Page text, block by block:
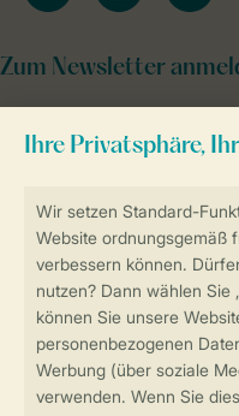
Sicher und schnell
Sichere
Sicheres Bezahlen
Zum Newsletter